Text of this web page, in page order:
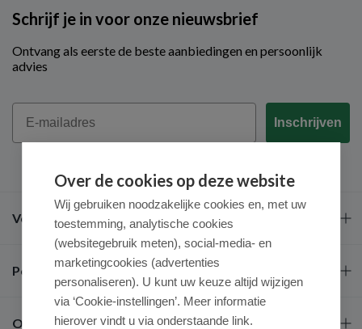
Schrijf je in voor onze nieuwsbrief
Ontvang als eerste de beste aanbiedingen en persoonlijk
advies
Email
Inschrijven
Veel gestelde vragen
Populaire merken
Over ons
Over de cookies op deze website
Wij gebruiken noodzakelijke cookies en, met uw
toestemming, analytische cookies
(websitegebruik meten), social-media- en
marketingcookies (advertenties
personaliseren). U kunt uw keuze altijd wijzigen
via ‘Cookie-instellingen’. Meer informatie
hierover vindt u via onderstaande link.